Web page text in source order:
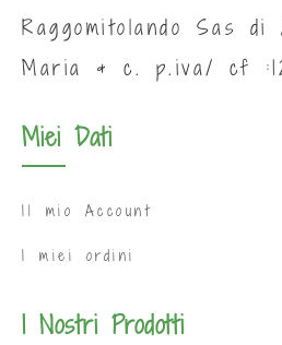
Raggomitolando Sas di
Maria & c. p.iva/ cf
Miei Dati
Il mio Account
I miei ordini
I Nostri Prodotti